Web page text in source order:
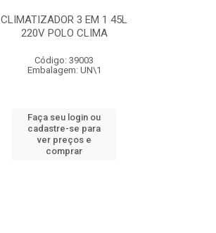
CLIMATIZADOR 3 EM 1 45L
220V POLO CLIMA
Código: 39003
Embalagem: UN\1
Faça seu login ou
cadastre-se para
ver preços e
comprar